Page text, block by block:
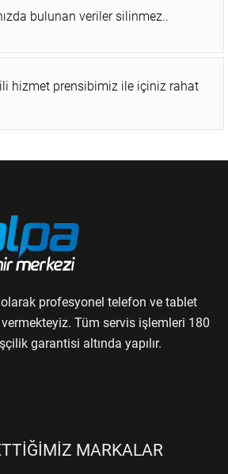
bulunan veriler silinmez..
hizmet prensibimiz ile içiniz rahat
profesyonel telefon ve tablet
Tüm servis işlemleri 180
garantisi altında yapılır.
MARKALAR